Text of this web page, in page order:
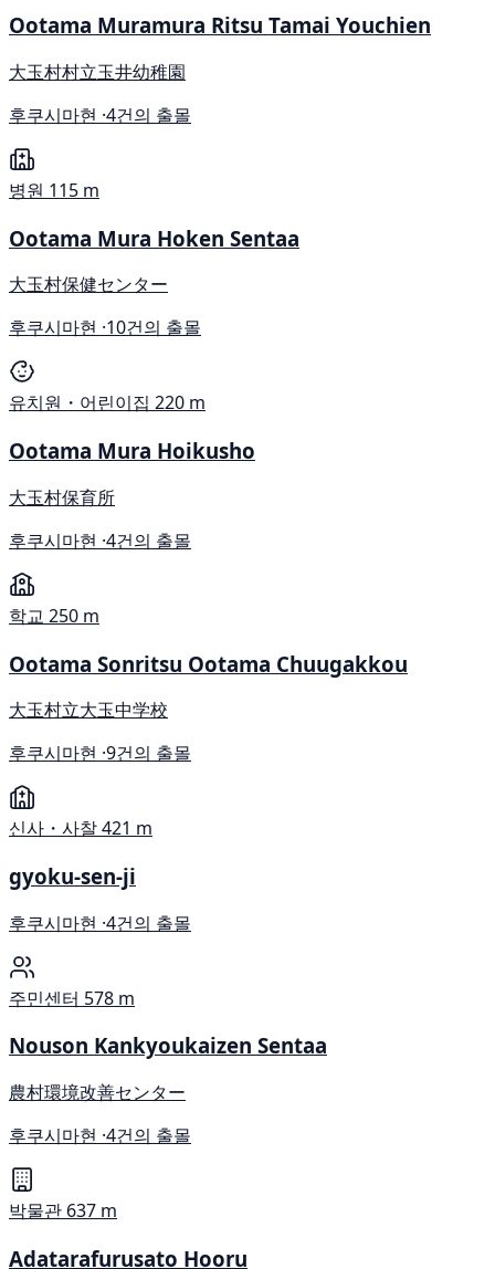
Ootama Muramura Ritsu Tamai Youchien
大玉村村立玉井幼稚園
후쿠시마현 ·4건의 출몰
병원 115 m
Ootama Mura Hoken Sentaa
大玉村保健センター
후쿠시마현 ·10건의 출몰
유치원・어린이집 220 m
Ootama Mura Hoikusho
大玉村保育所
후쿠시마현 ·4건의 출몰
학교 250 m
Ootama Sonritsu Ootama Chuugakkou
大玉村立大玉中学校
후쿠시마현 ·9건의 출몰
신사・사찰421 m
gyoku-sen-ji
후쿠시마현 ·4건의 출몰
주민센터 578 m
Nouson Kankyoukaizen Sentaa
農村環境改善センター
후쿠시마현 ·4건의 출몰
박물관 637 m
Adatarafurusato Hooru